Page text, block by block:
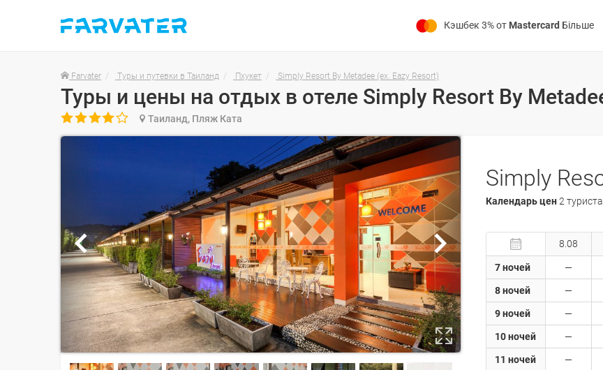
Кэшбек 3% от Mastercard Більше
Farvater Туры и путевки в Таиланд Пхукет Simply Resort By Metadee (ex. Eazy Resort)
 Таиланд, Пляж Ката
Календарь цен2 туриста
7 ночей
8 ночей
9 ночей
10 ночей
11 ночей
8.08